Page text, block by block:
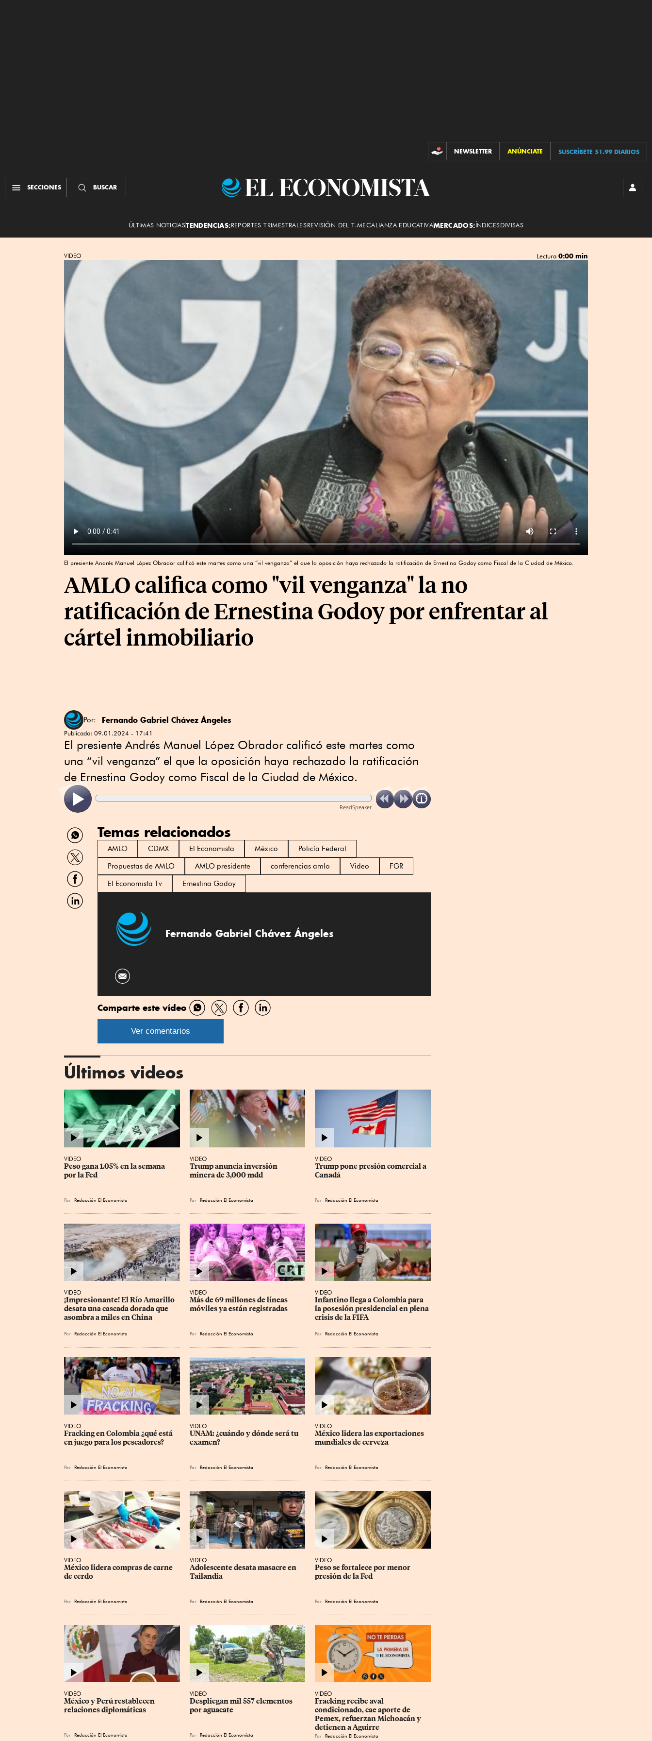
CONTRIBUCIONES
NEWSLETTER ANÚNCIATE SUSCRÍBETE $1.99 DIARIOS
SECCIONES BUSCAR
El
ÚLTIMAS NOTICIASTENDENCIAS:REPORTES TRIMESTRALESREVISIÓN DEL T-MECALIANZA EDUCATIVAMERCADOS:ÍNDICESDIVISAS
VIDEO Lectura 0:00 min
El presiente Andrés Manuel López Obrador calificó este martes como una “vil venganza” el que la oposición haya rechazado la ratificación de Ernestina Godoy como Fiscal de la Ciudad de México.
AMLO califica como "vil venganza" la no
ratificación de Ernestina Godoy por enfrentar al
cártel inmobiliario
Por: Fernando Gabriel Chávez Ángeles
Publicado: 09.01.2024 - 17:41
El presiente Andrés Manuel López Obrador calificó este martes como
una “vil venganza” el que la oposición haya rechazado la ratificación
de Ernestina Godoy como Fiscal de la Ciudad de México.
ReadSpeaker
Compartir
por
WhatsApp
Compartir
por
Twitter
Compartir
por
Facebook
Compartir
por
Temas relacionados
AMLO CDMX El Economista México
Policía Federal
Propuestas de AMLO
AMLO presidente conferencias amlo Video
FGR
El Economista Tv
Ernestina Godoy
Fernando Gabriel Chávez Ángeles
Comparte este vídeo
Compartir
por
Compartir
por
CompartirCompartir
Ver comentarios
Últimos videos
VIDEO
Peso gana 1.05% en la semana
por la Fed
Por Redacción El Economista
VIDEO
Trump anuncia inversión
minera de 3,000 mdd
Por Redacción El Economista
VIDEO
Trump pone presión comercial a
Canadá
Por Redacción El Economista
VIDEO
¡Impresionante! El Río Amarillo
desata una cascada dorada que
asombra a miles en China
Por Redacción El Economista
VIDEO
Más de 69 millones de líneas
móviles ya están registradas
Por Redacción El Economista
VIDEO
Infantino llega a Colombia para
la posesión presidencial en plena
crisis de la FIFA
Por Redacción El Economista
VIDEO
Fracking en Colombia ¿qué está
en juego para los pescadores?
Por Redacción El Economista
VIDEO
UNAM: ¿cuándo y dónde será tu
examen?
Por Redacción El Economista
VIDEO
México lidera las exportaciones
mundiales de cerveza
Por Redacción El Economista
VIDEO
México lidera compras de carne
de cerdo
Por Redacción El Economista
VIDEO
Adolescente desata masacre en
Tailandia
Por Redacción El Economista
VIDEO
Peso se fortalece por menor
presión de la Fed
Por Redacción El Economista
VIDEO
México y Perú restablecen
relaciones diplomáticas
Por Redacción El Economista
VIDEO
Despliegan mil 557 elementos
por aguacate
Por Redacción El Economista
VIDEO
Fracking recibe aval
condicionado, cae aporte de
Pemex, refuerzan Michoacán y
detienen a Aguirre
Por Redacción El Economista